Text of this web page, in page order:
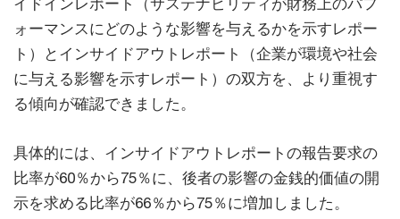
イドインレポート（サステナビリティが財務上のパフ
ォーマンスにどのような影響を与えるかを示すレポー
ト）とインサイドアウトレポート（企業が環境や社会
に与える影響を示すレポート）の双方を、より重視す
る傾向が確認できました。
具体的には、インサイドアウトレポートの報告要求の
比率が60％から75％に、後者の影響の金銭的価値の開
示を求める比率が66％から75％に増加しました。